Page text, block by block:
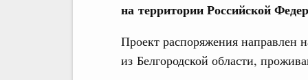
на территории Российской
Проект распоряжения направлен
из Белгородской области,